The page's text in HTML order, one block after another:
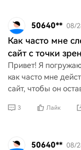
50640** 08/
Как часто мне
сайт с точки
Привет! Я
как часто мне
сайт, чтобы он
Ест3 Лайк
50640** 08/